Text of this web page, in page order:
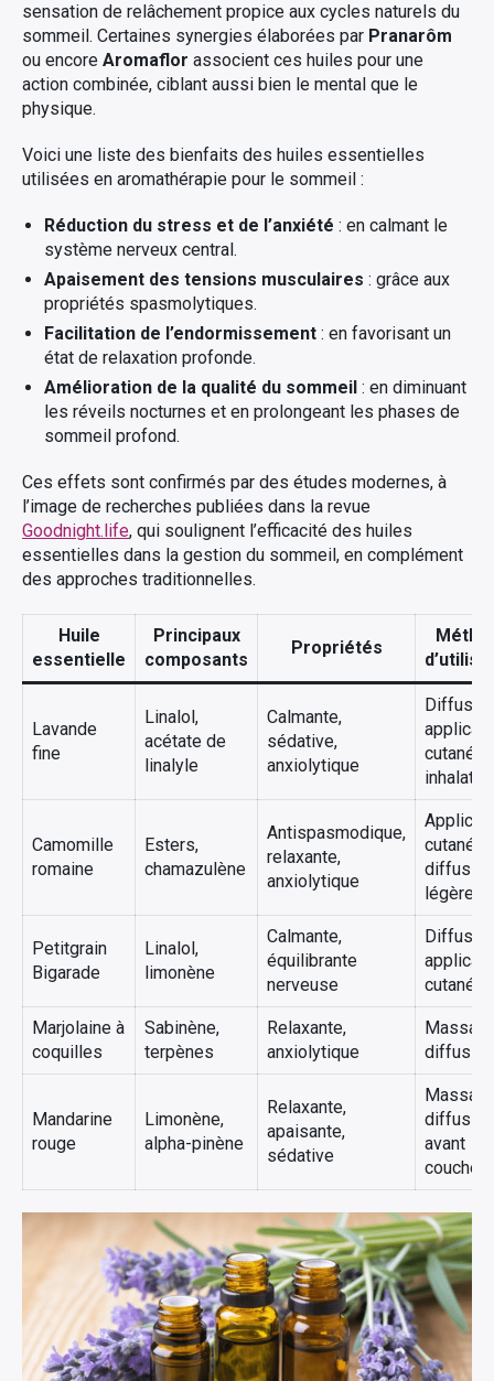
sensation de relâchement propice aux cycles naturels du
sommeil. Certaines synergies élaborées par Pranarôm
ou encore Aromaflor associent ces huiles pour une
action combinée, ciblant aussi bien le mental que le
physique.
Voici une liste des bienfaits des huiles essentielles
utilisées en aromathérapie pour le sommeil :
Réduction du stress et de l’anxiété : en calmant le
système nerveux central.
Apaisement des tensions musculaires : grâce aux
propriétés spasmolytiques.
Facilitation de l’endormissement : en favorisant un
état de relaxation profonde.
Amélioration de la qualité du sommeil : en diminuant
les réveils nocturnes et en prolongeant les phases de
sommeil profond.
Ces effets sont confirmés par des études modernes, à
l’image de recherches publiées dans la revue
Goodnight.life, qui soulignent l’efficacité des huiles
essentielles dans la gestion du sommeil, en complément
des approches traditionnelles.
Huile
essentielle
Principaux
composants
Propriétés
Lavande
fine
Linalol,
acétate de
linalyle
Calmante,
sédative,
anxiolytique
cutanée,
Camomille
romaine
Esters,
chamazulène
Antispasmodique,
relaxante,
anxiolytique
cutanée,
diffusion
légère
Petitgrain
Bigarade
Linalol,
limonène
Calmante,
équilibrante
nerveuse
cutanée
Marjolaine à
coquilles
Sabinène,
terpènes
Relaxante,
anxiolytique
diffusion
Mandarine
rouge
Limonène,
alpha-pinène
Relaxante,
apaisante,
sédative
diffusion
avant
coucher